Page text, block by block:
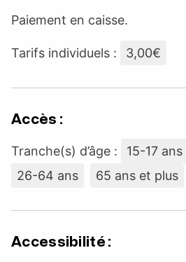
Paiement en caisse.
Tarifs individuels : 3,00€
Accès :
Tranche(s) d’âge : 15-17 ans
26-64 ans
65 ans et plus
Accessibilité :